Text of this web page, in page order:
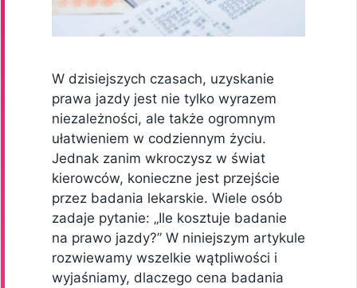
W dzisiejszych czasach, uzyskanie
prawa jazdy jest nie tylko wyrazem
niezależności, ale także ogromnym
ułatwieniem w codziennym życiu.
Jednak zanim wkroczysz w świat
kierowców, konieczne jest przejście
przez badania lekarskie. Wiele osób
zadaje pytanie: „Ile kosztuje badanie
na prawo jazdy?” W niniejszym artykule
rozwiewamy wszelkie wątpliwości i
wyjaśniamy, dlaczego cena badania